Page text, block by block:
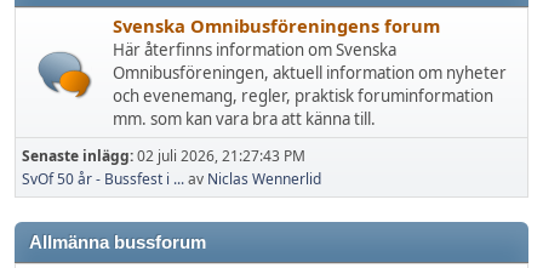
Svenska Omnibusföreningens forum
Här återfinns information om Svenska
Omnibusföreningen, aktuell information om nyheter
och evenemang, regler, praktisk foruminformation
mm. som kan vara bra att känna till.
Senaste inlägg:02 juli 2026, 21:27:43 PM
SvOf 50 år - Bussfest i ...av Niclas Wennerlid
Allmänna bussforum